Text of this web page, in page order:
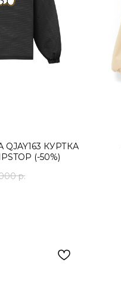
КУРТКА
(-50%)
р.